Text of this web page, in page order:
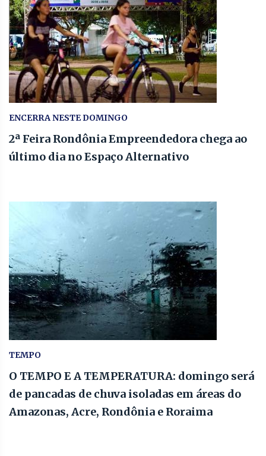
ENCERRA NESTE DOMINGO
2ª Feira Rondônia Empreendedora chega ao
último dia no Espaço Alternativo
TEMPO
O TEMPO E A TEMPERATURA: domingo será
de pancadas de chuva isoladas em áreas do
Amazonas, Acre, Rondônia e Roraima